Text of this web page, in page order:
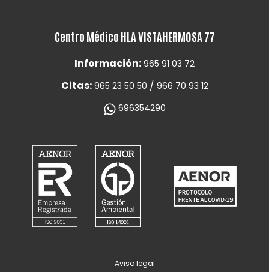
Centro Médico HLA VISTAHERMOSA 77
Información: 965 91 03 72
Citas: 965 23 50 50 / 966 70 93 12
696354290
Aviso legal